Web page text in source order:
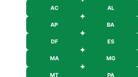
AC AL
AP BA
DF ES
MA MG
MT PA